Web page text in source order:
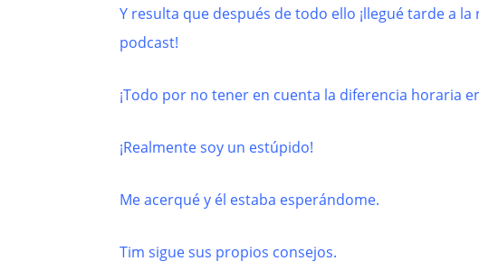
Y resulta que después de todo ello ¡llegué tarde a
podcast!
¡Todo por no tener en cuenta la diferencia horaria
¡Realmente soy un estúpido!
Me acerqué y él estaba esperándome.
Tim sigue sus propios consejos.